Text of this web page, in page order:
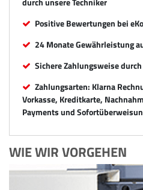
Positive Bewertungen bei
24 Monate Gewährleistung
Sichere Zahlungsweise
Zahlungsarten: Klarna
Vorkasse, Kreditkarte,
Payments und
WIE WIR VORGEHEN